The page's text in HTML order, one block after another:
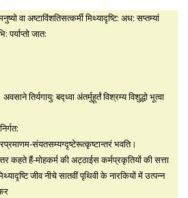
वा अष्टाविंशतिसत्कर्मी मिथ्यादृष्टि: अध: सप्तम्यां
पर्याप्तो जात:
तिर्यगायु: बद्ध्वा अंतर्मुहूर्तं विश्रम्य विशुद्धो भूत्वा
संयतसम्यग्दृष्टेरूत्कृष्टान्तरं भवति।
कहते हैं-मोहकर्म की अट्ठाईस कर्मप्रकृतियों की सत्ता
जीव नीचे सातवीं पृथिवी के नारकियों में उत्पन्न